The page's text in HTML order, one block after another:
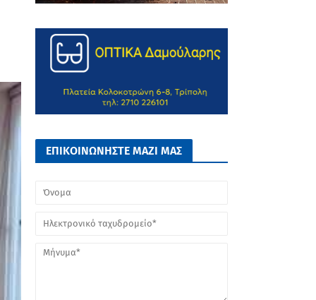
ΕΠΙΚΟΙΝΩΝΗΣΤΕ ΜΑΖΙ ΜΑΣ